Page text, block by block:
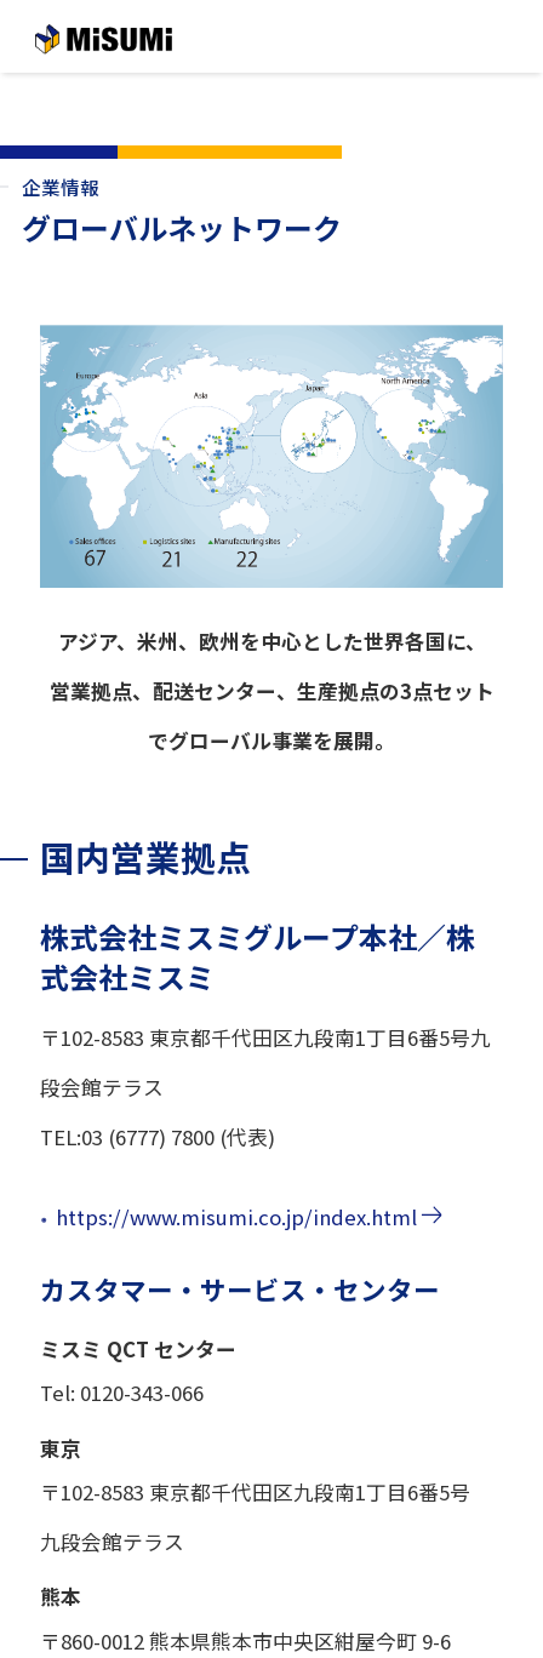
メインコンテンツへスキップする
企業情報
グローバルネットワーク
アジア、米州、欧州を中心とした世界各国に、
営業拠点、配送センター、生産拠点の3点セット
でグローバル事業を展開。
国内営業拠点
株式会社ミスミグループ本社／株
式会社ミスミ
〒102-8583 東京都千代田区九段南1丁目6番5号九
段会館テラス
TEL:03 (6777) 7800 (代表)
https://www.misumi.co.jp/index.html
カスタマー・サービス・センター
ミスミ QCT センター
Tel: 0120-343-066
東京
〒102-8583 東京都千代田区九段南1丁目6番5号
九段会館テラス
熊本
〒860-0012 熊本県熊本市中央区紺屋今町 9-6